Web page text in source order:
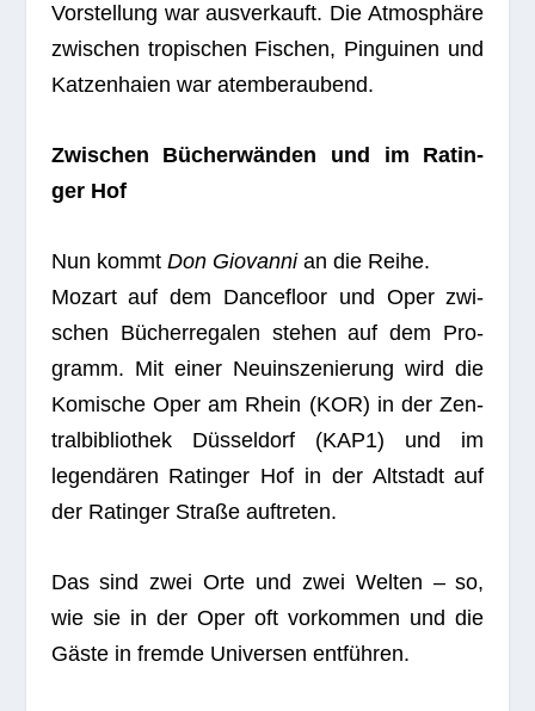
Vor­stel­lung war aus­ver­kauft. Die Atmo­sphäre
zwi­schen tro­pi­schen Fischen, Pin­gui­nen und
Kat­zen­haien war atemberaubend.
Zwi­schen Bücher­wän­den und im Ratin­
ger Hof
Nun kommt Don Gio­vannian die Reihe.
Mozart auf dem Dance­f­loor und Oper zwi­
schen Bücher­re­ga­len ste­hen auf dem Pro­
gramm. Mit einer Neu­in­sze­nie­rung wird die
Komi­sche Oper am Rhein (KOR) in der Zen­
tral­bi­blio­thek Düs­sel­dorf (KAP1) und im
legen­dä­ren Ratin­ger Hof in der Alt­stadt auf
der Ratin­ger Straße auftreten.
Das sind zwei Orte und zwei Wel­ten – so,
wie sie in der Oper oft vor­kom­men und die
Gäste in fremde Uni­ver­sen entführen.